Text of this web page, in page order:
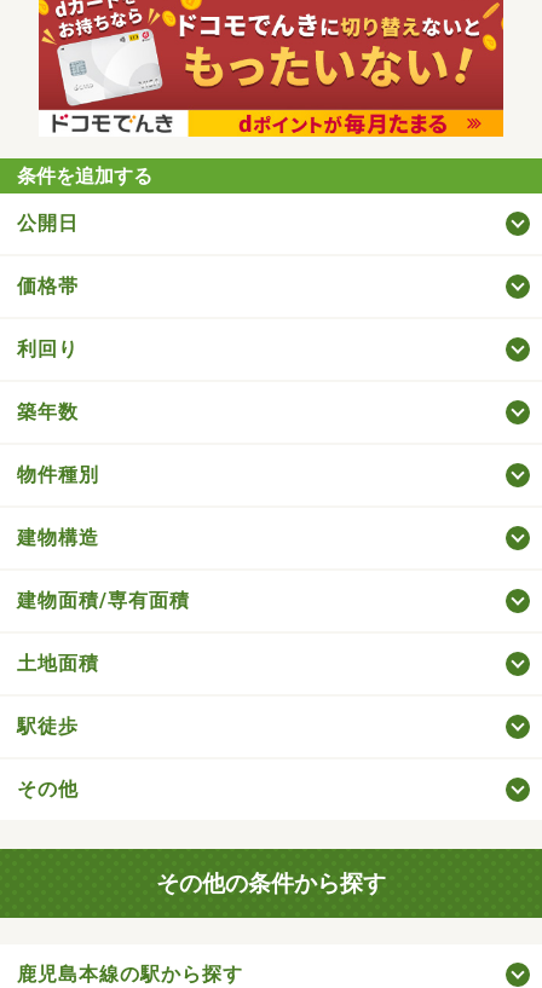
条件を追加する
公開日
価格帯
利回り
築年数
物件種別
建物構造
建物面積/専有面積
土地面積
駅徒歩
その他
その他の条件から探す
鹿児島本線の駅から探す